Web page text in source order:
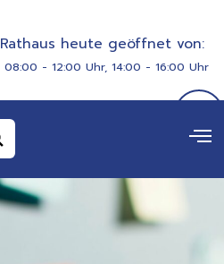
Rathaus heute geöffnet von:
08:00 - 12:00 Uhr, 14:00 - 16:00 Uhr